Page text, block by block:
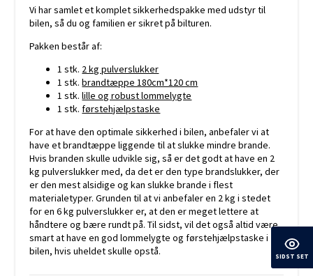
Vi har samlet et komplet sikkerhedspakke med udstyr til
bilen, så du og familien er sikret på bilturen.
Pakken består af:
1 stk. 2 kg pulverslukker
1 stk.brandtæppe 180cm*120 cm
1 stk.lille og robust lommelygte
1 stk.førstehjælpstaske
For at have den optimale sikkerhed i bilen, anbefaler vi at
have et brandtæppe liggende til at slukke mindre brande.
Hvis branden skulle udvikle sig, så er det godt at have en 2
kg pulverslukker med, da det er den type brandslukker, der
er den mest alsidige og kan slukke brande i flest
materialetyper. Grunden til at vi anbefaler en 2 kg i stedet
for en 6 kg pulverslukker er, at den er meget lettere at
håndtere og bære rundt på. Til sidst, vil det også altid være
smart at have en god lommelygte og førstehjælpstaske i
bilen, hvis uheldet skulle opstå.
SIDST SET